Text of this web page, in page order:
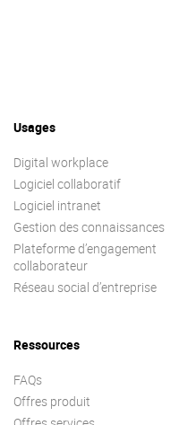
Usages
Digital workplace
Logiciel collaboratif
Logiciel intranet
Gestion des connaissances
Plateforme d’engagement
collaborateur
Réseau social d’entreprise
Ressources
FAQs
Offres produit